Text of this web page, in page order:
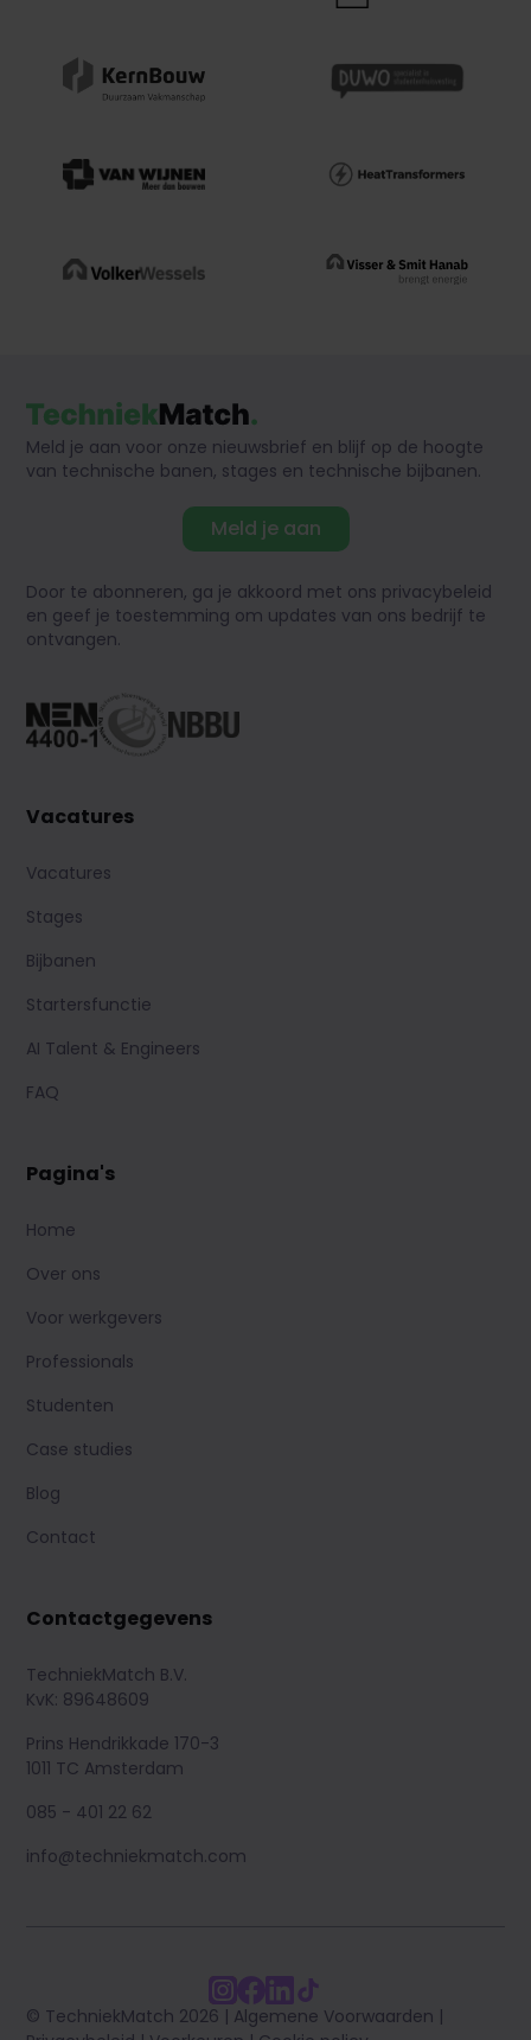
Meld je aan voor onze nieuwsbrief en blijf op de hoogte
van technische banen, stages en technische bijbanen.
Meld je aan
Door te abonneren, ga je akkoord met ons privacybeleid
en geef je toestemming om updates van ons bedrijf te
ontvangen.
Vacatures
Vacatures
Stages
Bijbanen
Startersfunctie
AI Talent & Engineers
FAQ
Pagina's
Home
Over ons
Voor werkgevers
Professionals
Studenten
Case studies
Blog
Contact
Contactgegevens
TechniekMatch B.V.
KvK: 89648609
Prins Hendrikkade 170-3
1011 TC Amsterdam
085 - 401 22 62
info@techniekmatch.com
© TechniekMatch 2026 | Algemene Voorwaarden |